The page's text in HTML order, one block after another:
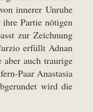
innerer Unruhe
Partie nötigen
zur Zeichnung
erfüllt Adnan
auch traurige
Paar Anastasia
wird die